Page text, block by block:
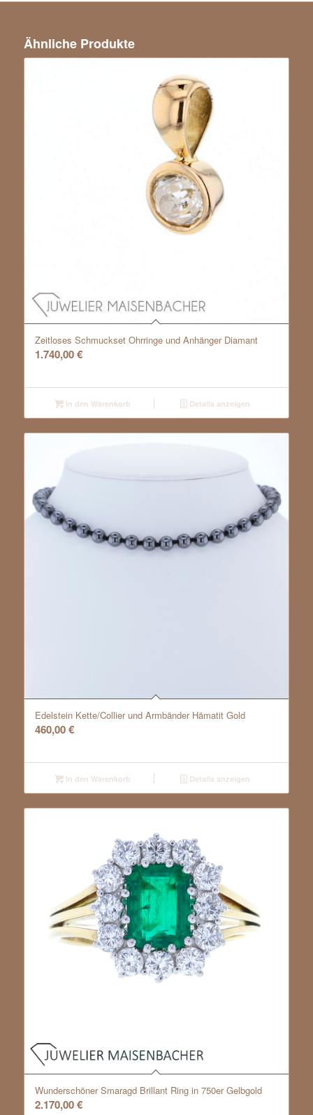
Ähnliche Produkte
Zeitloses Schmuckset Ohrringe und Anhänger Diamant
1.740,00€
In den Warenkorb Details anzeigen
Edelstein Kette/Collier und Armbänder Hämatit Gold
460,00€
In den Warenkorb Details anzeigen
Wunderschöner Smaragd Brillant Ring in 750er Gelbgold
2.170,00€